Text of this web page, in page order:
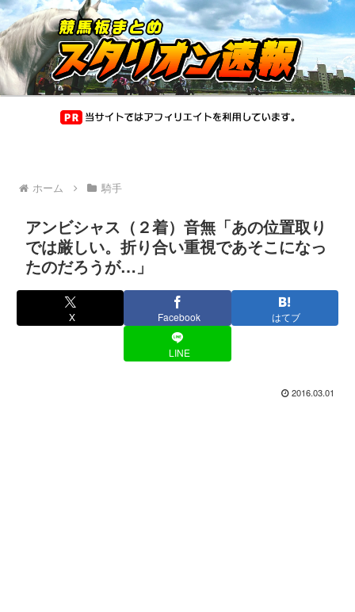
ホーム 騎手
アンビシャス（２着）音無「あの位置取り
では厳しい。折り合い重視であそこになっ
たのだろうが…」
X Facebook はてブ
LINE
2016.03.01